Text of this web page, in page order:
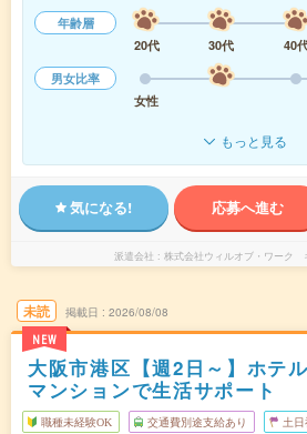
年齢層
20代
30代 40
男女比率
女性
もっと見る
気になる! 応募へ進む
派遣会社 株式会社ウィルオブ・ワーク
未読
NEW
掲載日 2026/08/08
大阪市港区【週2日～】ホテ
マンションで生活サポート
職種未経験OK 交通費別途支給あり 土